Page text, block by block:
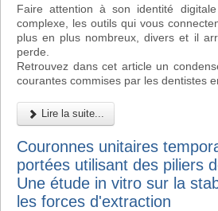
Faire attention à son identité
complexe, les outils qui vous
plus en plus nombreux, divers et il
perde.
Retrouvez dans cet article un
courantes commises par les dentistes
Lire la suite...
Couronnes unitaires
portées utilisant des piliers
Une étude in vitro sur la
les forces d'extraction